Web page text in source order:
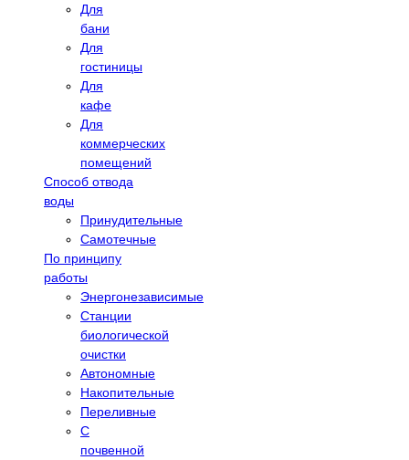
Для
бани
Для
гостиницы
Для
кафе
Для
коммерческих
помещений
Способ отвода
воды
Принудительные
Самотечные
По принципу
работы
Энергонезависимые
Станции
биологической
очистки
Автономные
Накопительные
Переливные
С
почвенной